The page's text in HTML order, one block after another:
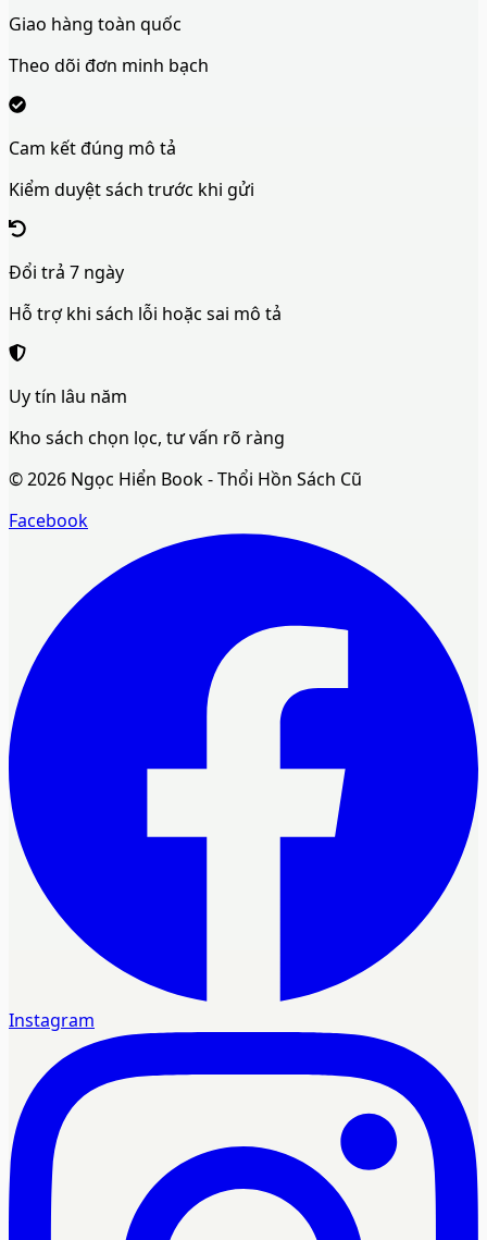
Giao hàng toàn quốc
Theo dõi đơn minh bạch
Cam kết đúng mô tả
Kiểm duyệt sách trước khi gửi
Đổi trả 7 ngày
Hỗ trợ khi sách lỗi hoặc sai mô tả
Uy tín lâu năm
Kho sách chọn lọc, tư vấn rõ ràng
©2026 Ngọc Hiển Book - Thổi Hồn Sách Cũ
Facebook
Instagram